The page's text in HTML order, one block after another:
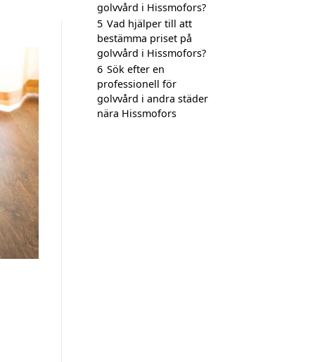
golvvård i Hissmofors?
5 Vad hjälper till att
bestämma priset på
golvvård i Hissmofors?
6 Sök efter en
professionell för
golvvård i andra städer
nära Hissmofors